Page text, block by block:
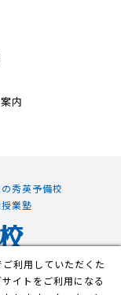
秀英予備校
業塾
内
利用していただくた
イトをご利用になる